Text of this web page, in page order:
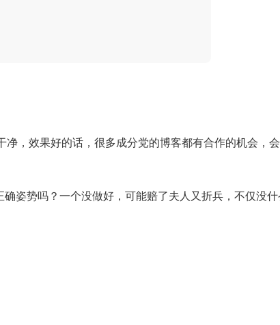
，效果好的话，很多成分党的博客都有合作的机会，
姿势吗？一个没做好，可能赔了夫人又折兵，不仅没